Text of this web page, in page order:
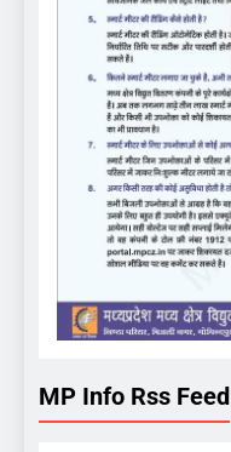
MP Info Rss Feed